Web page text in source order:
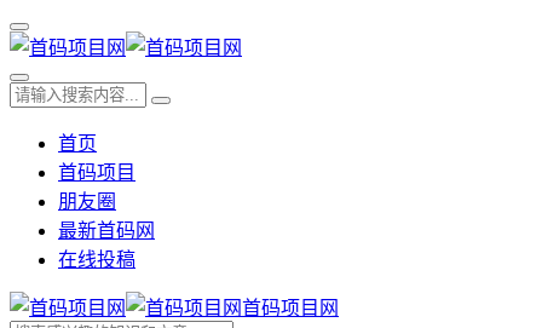
首页
首码项目
朋友圈
最新首码网
在线投稿
首码项目网